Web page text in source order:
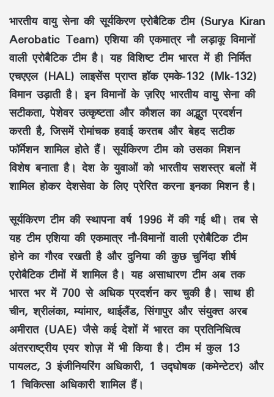
भारतीय वायु सेना की सूर्यकिरण एरोबैटिक टीम (Surya Kiran
Aerobatic Team) एशिया की एकमात्र नौ लड़ाकू विमानों
वाली एरोबैटिक टीम है। यह विशिष्ट टीम भारत में ही निर्मित
एचएएल (HAL) लाइसेंस प्राप्त हॉक एमके-132 (Mk-132)
विमान उड़ाती है। इन विमानों के ज़रिए भारतीय वायु सेना की
सटीकता, पेशेवर उत्कृष्टता और कौशल का अद्भुत प्रदर्शन
करती है, जिसमें रोमांचक हवाई करतब और बेहद सटीक
फॉर्मेशन शामिल होते हैं। सूर्यकिरण टीम को उसका मिशन
विशेष बनाता है। देश के युवाओं को भारतीय सशस्त्र बलों में
शामिल होकर देशसेवा के लिए प्रेरित करना इनका मिशन है।
सूर्यकिरण टीम की स्थापना वर्ष 1996 में की गई थी। तब से
यह टीम एशिया की एकमात्र नौ-विमानों वाली एरोबैटिक टीम
होने का गौरव रखती है और दुनिया की कुछ चुनिंदा शीर्ष
एरोबैटिक टीमों में शामिल है। यह असाधारण टीम अब तक
भारत भर में 700 से अधिक प्रदर्शन कर चुकी है। साथ ही
चीन, श्रीलंका, म्यांमार, थाईलैंड, सिंगापुर और संयुक्त अरब
अमीरात (UAE) जैसे कई देशों में भारत का प्रतिनिधित्व
अंतरराष्ट्रीय एयर शोज़ में भी किया है। टीम मंं कुल 13
पायलट, 3 इंजीनियरिंग अधिकारी, 1 उद्घोषक (कमेन्टेटर) और
1 चिकित्सा अधिकारी शामिल हैं।